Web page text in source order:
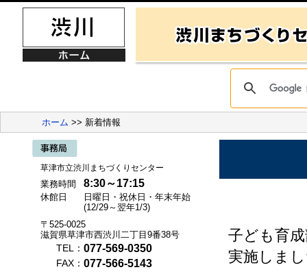
ホーム >> 新着情報
草津市立渋川まちづくりセンター
業務時間 8:30～17:15
休館日
日曜日・祝休日・年末年始
(12/29～翌年1/3)
〒525-0025
滋賀県草津市西渋川二丁目9番38号
TEL： 077-569-0350
FAX： 077-566-5143
子ども育
実施しま